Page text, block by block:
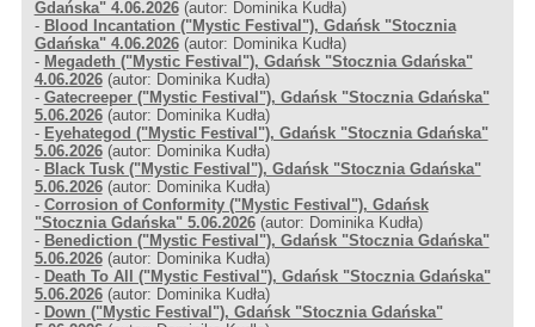
Gdańska" 4.06.2026(autor: Dominika Kudła)
- Blood Incantation ("Mystic Festival"), Gdańsk "Stocznia
Gdańska" 4.06.2026(autor: Dominika Kudła)
- Megadeth ("Mystic Festival"), Gdańsk "Stocznia Gdańska"
4.06.2026(autor: Dominika Kudła)
- Gatecreeper ("Mystic Festival"), Gdańsk "Stocznia Gdańska"
5.06.2026(autor: Dominika Kudła)
- Eyehategod ("Mystic Festival"), Gdańsk "Stocznia Gdańska"
5.06.2026(autor: Dominika Kudła)
- Black Tusk ("Mystic Festival"), Gdańsk "Stocznia Gdańska"
5.06.2026(autor: Dominika Kudła)
- Corrosion of Conformity ("Mystic Festival"), Gdańsk
"Stocznia Gdańska" 5.06.2026(autor: Dominika Kudła)
- Benediction ("Mystic Festival"), Gdańsk "Stocznia Gdańska"
5.06.2026(autor: Dominika Kudła)
- Death To All ("Mystic Festival"), Gdańsk "Stocznia Gdańska"
5.06.2026(autor: Dominika Kudła)
- Down ("Mystic Festival"), Gdańsk "Stocznia Gdańska"